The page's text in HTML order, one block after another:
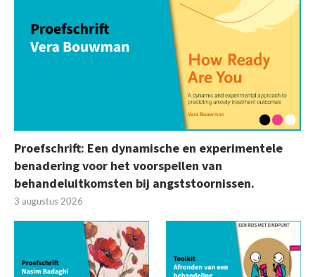
Proefschrift: Een dynamische en experimentele
benadering voor het voorspellen van
behandeluitkomsten bij angststoornissen.
3 augustus 2026